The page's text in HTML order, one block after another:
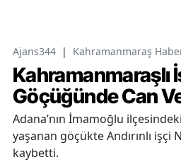
Ajans344 | Kahramanmaraş
Kahramanmaraşlı
Göçüğünde Can
Adana’nın İmamoğlu
yaşanan göçükte Andırınlı işçi
kaybetti.